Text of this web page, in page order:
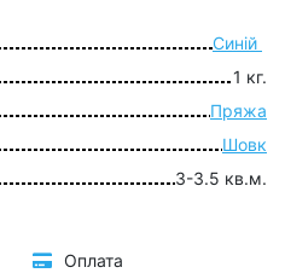
Синій
1 кг.
Пряжа
Шовк
3-3.5 кв.м.
Оплата